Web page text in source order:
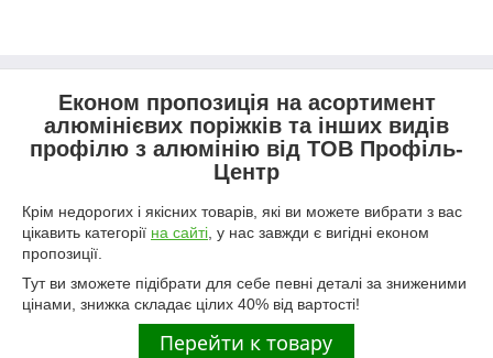
Економ пропозиція на асортимент
алюмінієвих поріжків та інших видів
профілю з алюмінію від ТОВ Профіль-
Центр
Крім недорогих і якісних товарів, які ви можете вибрати з вас
цікавить категорії на сайті , у нас завжди є вигідні економ
пропозиції.
Тут ви зможете підібрати для себе певні деталі за зниженими
цінами, знижка складає цілих 40% від вартості!